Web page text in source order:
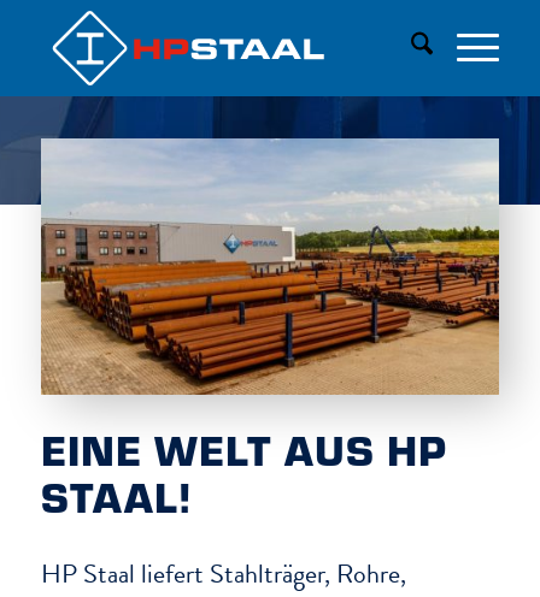
EINE WELT AUS HP
STAAL!
HP Staal liefert Stahlträger, Rohre,